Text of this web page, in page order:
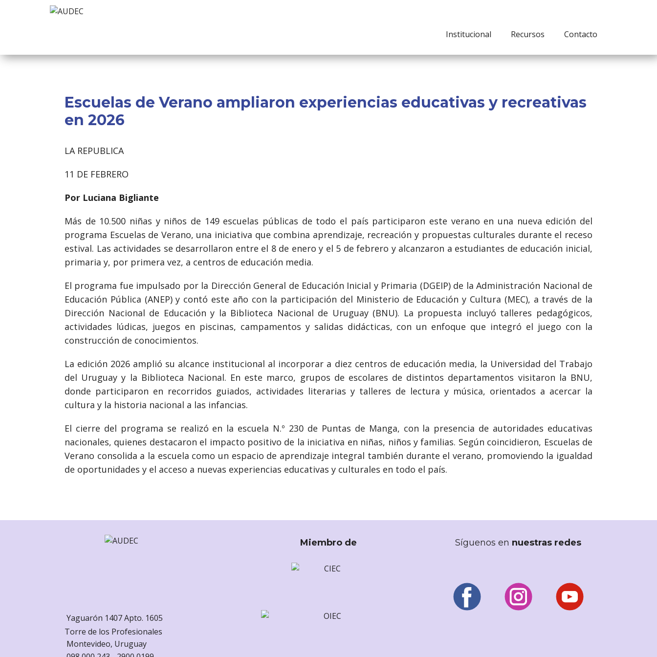
Institucional Recursos Contacto
Escuelas de Verano ampliaron experiencias educativas y recreativas
en 2026
LA REPUBLICA
11 DE FEBRERO
Por Luciana Bigliante
Más de 10.500 niñas y niños de 149 escuelas públicas de todo el país participaron este verano en una nueva edición del
programa Escuelas de Verano, una iniciativa que combina aprendizaje, recreación y propuestas culturales durante el receso
estival. Las actividades se desarrollaron entre el 8 de enero y el 5 de febrero y alcanzaron a estudiantes de educación inicial,
primaria y, por primera vez, a centros de educación media.
El programa fue impulsado por la Dirección General de Educación Inicial y Primaria (DGEIP) de la Administración Nacional de
Educación Pública (ANEP) y contó este año con la participación del Ministerio de Educación y Cultura (MEC), a través de la
Dirección Nacional de Educación y la Biblioteca Nacional de Uruguay (BNU). La propuesta incluyó talleres pedagógicos,
actividades lúdicas, juegos en piscinas, campamentos y salidas didácticas, con un enfoque que integró el juego con la
construcción de conocimientos.
La edición 2026 amplió su alcance institucional al incorporar a diez centros de educación media, la Universidad del Trabajo
del Uruguay y la Biblioteca Nacional. En este marco, grupos de escolares de distintos departamentos visitaron la BNU,
donde participaron en recorridos guiados, actividades literarias y talleres de lectura y música, orientados a acercar la
cultura y la historia nacional a las infancias.
El cierre del programa se realizó en la escuela N.º 230 de Puntas de Manga, con la presencia de autoridades educativas
nacionales, quienes destacaron el impacto positivo de la iniciativa en niñas, niños y familias. Según coincidieron, Escuelas de
Verano consolida a la escuela como un espacio de aprendizaje integral también durante el verano, promoviendo la igualdad
de oportunidades y el acceso a nuevas experiencias educativas y culturales en todo el país.
Yaguarón 1407 Apto. 1605
Torre de los Profesionales
Montevideo, Uruguay
Miembro de Síguenos en nuestras redes